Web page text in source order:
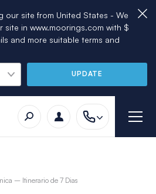
our site from United States - We
site in www.moorings.com with $
and more suitable terms and
UPDATE
– Itinerario de 7 Dias